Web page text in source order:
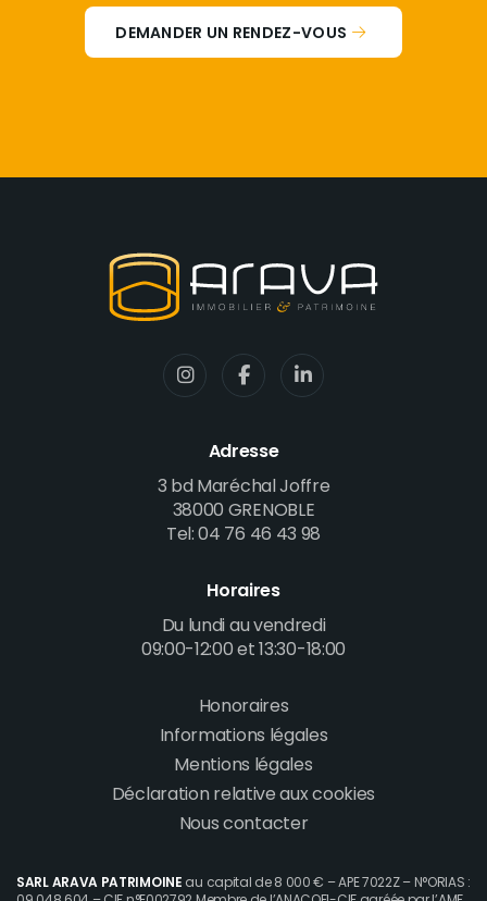
DEMANDER UN RENDEZ-VOUS
Adresse
3 bd Maréchal Joffre
38000 GRENOBLE
Tel: 04 76 46 43 98
Horaires
Du lundi au vendredi
09:00-12:00 et 13:30-18:00
Footer
menu
Honoraires
Informations légales
Mentions légales
Déclaration relative aux cookies
Nous contacter
SARL ARAVA PATRIMOINE au capital de 8 000 € – APE 7022Z – N°ORIAS :